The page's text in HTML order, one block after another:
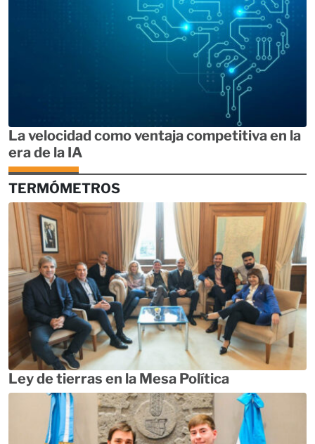
La velocidad como ventaja competitiva en la
era de la IA
TERMÓMETROS
Ley de tierras en la Mesa Política